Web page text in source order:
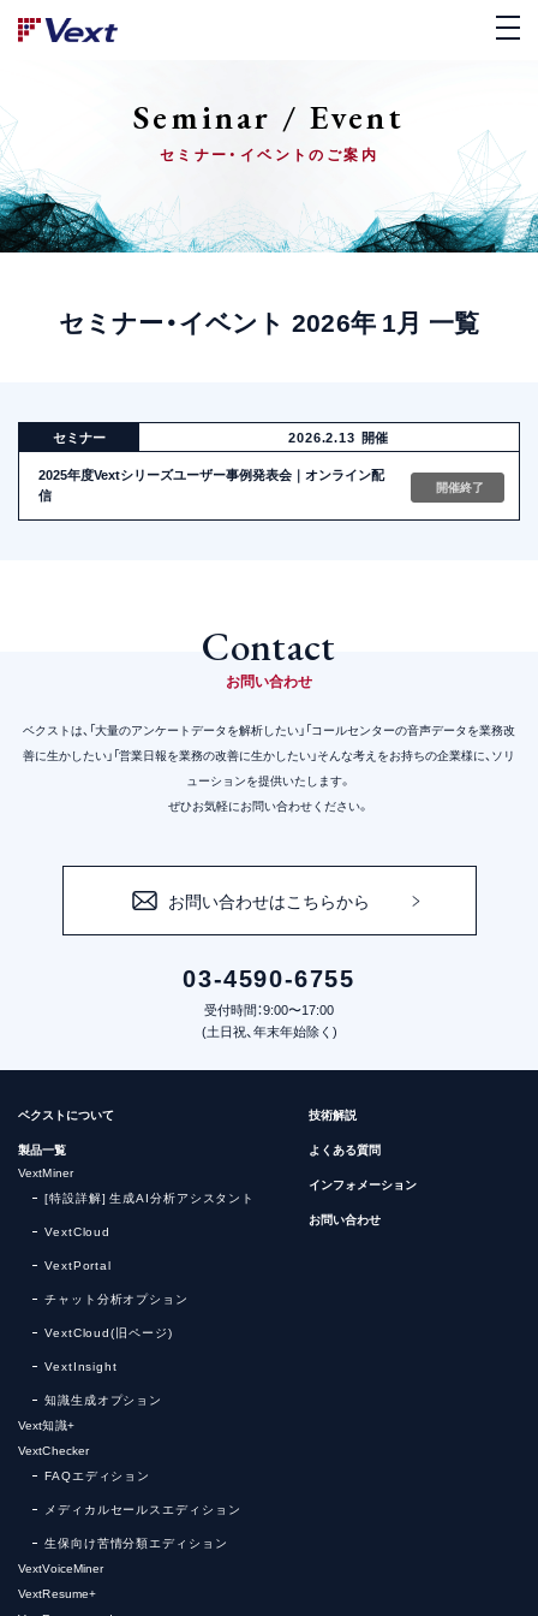
Seminar / Event
セミナー・イベントのご案内
セミナー・イベント 2026年 1月 一覧
セミナー 2026.2.13 開催
2025年度Vextシリーズユーザー事例発表会｜オンライン配
信
開催終了
Contact
お問い合わせ
ベクストは、「大量のアンケートデータを解析したい」「コールセンターの音声データを業務改
善に生かしたい」 「営業日報を業務の改善に生かしたい」そんな考えをお持ちの企業様に、ソリ
ューションを提供いたします。
ぜひお気軽にお問い合わせください。
お問い合わせはこちらから
03-4590-6755
受付時間：9:00〜17:00
(土日祝、年末年始除く)
ベクストについて
製品一覧
VextMiner
[特設詳解] 生成AI分析アシスタント
VextCloud
VextPortal
チャット分析オプション
VextCloud(旧ページ)
VextInsight
知識生成オプション
Vext知識+
VextChecker
FAQエディション
メディカルセールスエディション
生保向け苦情分類エディション
VextVoiceMiner
VextResume+
技術解説
よくある質問
インフォメーション
お問い合わせ